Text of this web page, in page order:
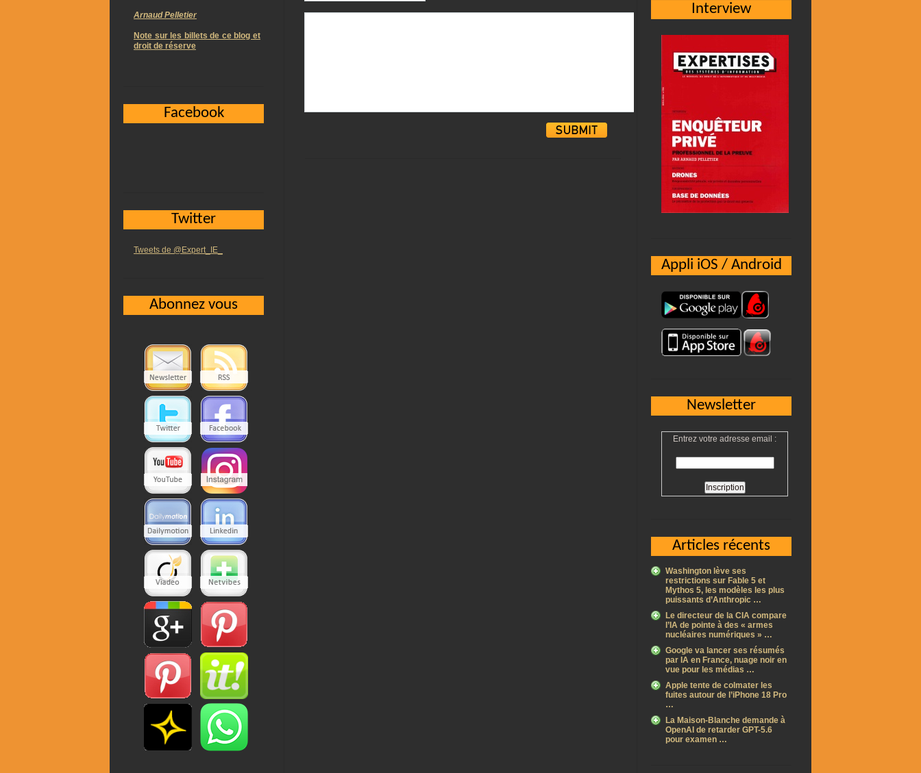
Interview
Appli iOS / Android
Newsletter
Entrez votre adresse email :
Articles récents
Washington lève ses
restrictions sur Fable 5 et
Mythos 5, les modèles les plus
puissants d’Anthropic …
Le directeur de la CIA compare
l’IA de pointe à des « armes
nucléaires numériques » …
Google va lancer ses résumés
par IA en France, nuage noir en
vue pour les médias …
Apple tente de colmater les
fuites autour de l’iPhone 18 Pro
…
La Maison-Blanche demande à
OpenAI de retarder GPT-5.6
pour examen …
Arnaud Pelletier
Note sur les billets de ce blog et
droit de réserve
Facebook
Twitter
Tweets de @Expert_IE_
Abonnez vous